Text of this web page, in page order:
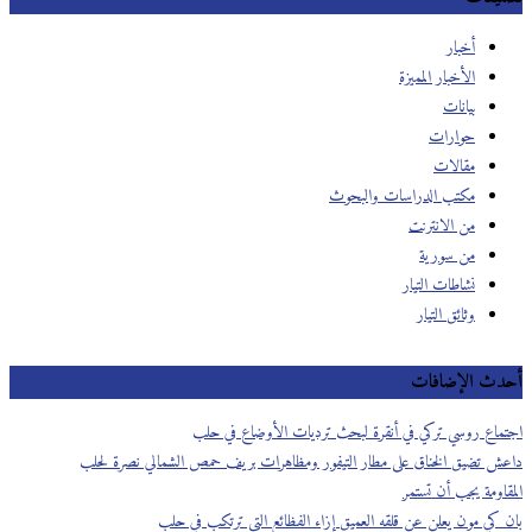
أخبار
الأخبار المميزة
بيانات
حوارات
مقالات
مكتب الدراسات والبحوث
من الانترنت
من سورية
نشاطات التيار
وثائق التيار
أحدث الإضافات
اجتماع روسي تركي في أنقرة لبحث ترديات الأوضاع في حلب
داعش تضيق الخناق على مطار التيفور ومظاهرات بريف حمص الشمالي نصرة لحلب
المقاومة يجب أن تستمر
بان كي مون يعلن عن قلقه العميق إزاء الفظائع التي ترتكب في حلب